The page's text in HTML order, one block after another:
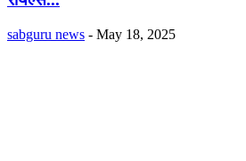
sabguru news - May 18, 2025